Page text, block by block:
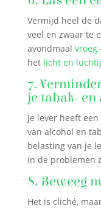
Vermijd heel de
veel en zwaar te
avondmaal vroeg
het licht en
7.
je tabak-
Je lever heeft
van alcohol en
belasting van je
in de problemen
8. Beweeg
Het is cliché,